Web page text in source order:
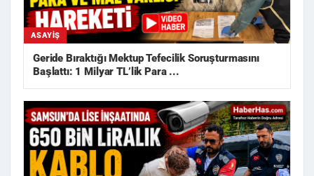
ASAYIŞ
Geride Bıraktığı Mektup Tefecilik Soruşturmasını
Başlattı: 1 Milyar TL’lik Para ...